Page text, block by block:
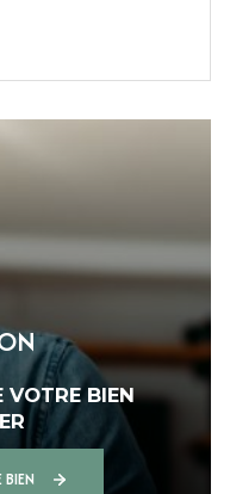
VOTRE BIEN
BIEN